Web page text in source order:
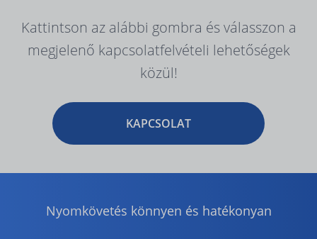
Kattintson az alábbi gombra és válasszon a
megjelenő kapcsolatfelvételi lehetőségek
közül!
KAPCSOLAT
Nyomkövetés könnyen és hatékonyan